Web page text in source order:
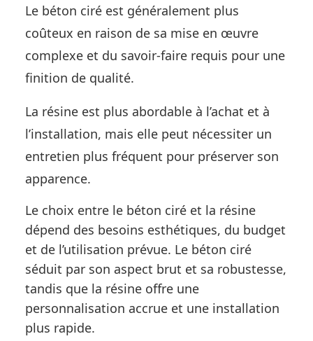
Le béton ciré est généralement plus
coûteux en raison de sa mise en œuvre
complexe et du savoir-faire requis pour une
finition de qualité.
La résine est plus abordable à l’achat et à
l’installation, mais elle peut nécessiter un
entretien plus fréquent pour préserver son
apparence.
Le choix entre le béton ciré et la résine
dépend des besoins esthétiques, du budget
et de l’utilisation prévue. Le béton ciré
séduit par son aspect brut et sa robustesse,
tandis que la résine offre une
personnalisation accrue et une installation
plus rapide.